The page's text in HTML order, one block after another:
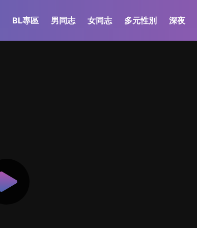
BL專區 男同志 女同志 多元性別 深夜